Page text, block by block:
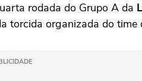
rodada do Grupo A da
torcida organizada do time